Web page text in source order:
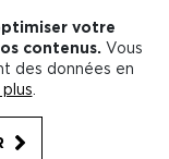
votre
contenus. Vous
des données en
plus